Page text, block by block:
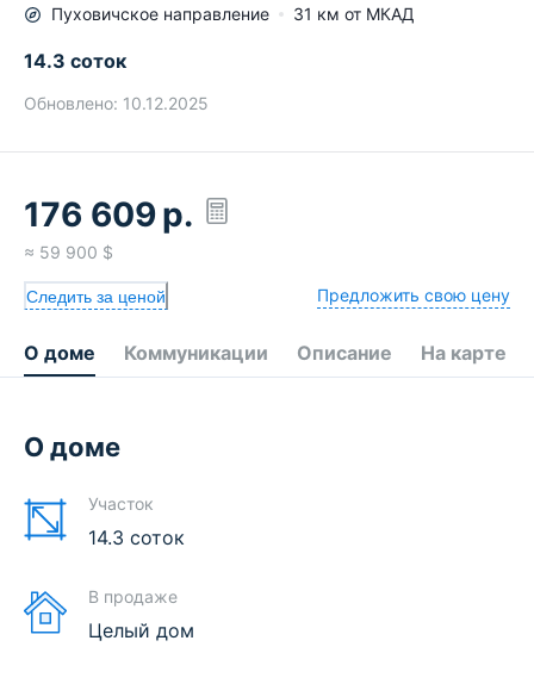
Пуховичское направление 31 км от МКАД
14.3 соток
Обновлено: 10.12.2025
176 609р.
≈ 59 900 $
Следить за ценой Предложить свою цену
О доме Коммуникации Описание На карте
О доме
Участок
14.3 соток
В продаже
Целый дом